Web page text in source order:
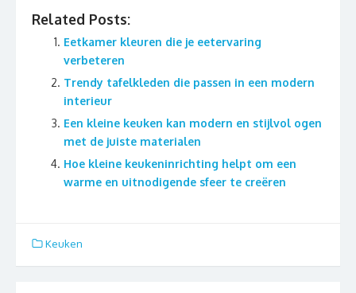
Related Posts:
Eetkamer kleuren die je eetervaring
verbeteren
Trendy tafelkleden die passen in een modern
interieur
Een kleine keuken kan modern en stijlvol ogen
met de juiste materialen
Hoe kleine keukeninrichting helpt om een
warme en uitnodigende sfeer te creëren
Keuken